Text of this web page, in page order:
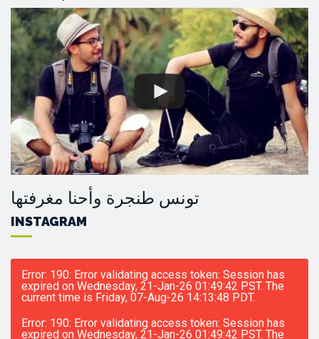
تونس طنجرة وأحنا مغرفتها
INSTAGRAM
Error: 190: Error validating access token: Session has
expired on Wednesday, 21-Jan-26 01:49:42 PST. The
current time is Friday, 07-Aug-26 14:13:48 PDT.
Error: 190: Error validating access token: Session has
expired on Wednesday, 21-Jan-26 01:49:42 PST. The